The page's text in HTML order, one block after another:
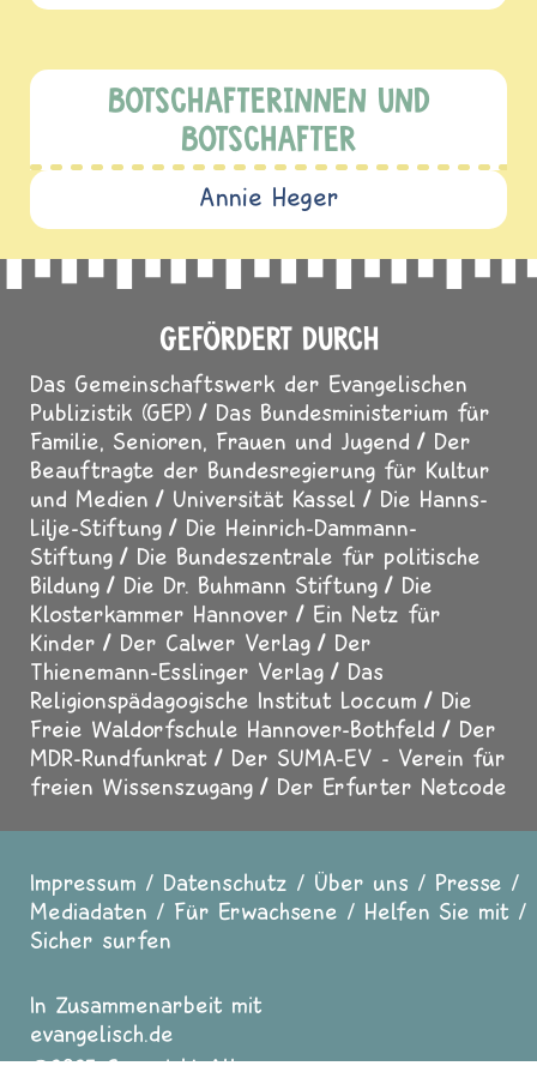
BOTSCHAFTERINNEN UND
BOTSCHAFTER
Annie Heger
GEFÖRDERT DURCH
Das Gemeinschaftswerk der Evangelischen
Publizistik (GEP)
Das Bundesministerium für
Familie, Senioren, Frauen und Jugend
Der
Beauftragte der Bundesregierung für Kultur
und Medien
Universität Kassel
Die Hanns-
Lilje-Stiftung
Die Heinrich-Dammann-
Stiftung
Die Bundeszentrale für politische
Bildung
Die Dr. Buhmann Stiftung
Die
Klosterkammer Hannover
Ein Netz für
Kinder
Der Calwer Verlag
Der
Thienemann-Esslinger Verlag
Das
Religionspädagogische Institut Loccum
Die
Freie Waldorfschule Hannover-Bothfeld
Der
MDR-Rundfunkrat
Der SUMA-EV - Verein für
freien Wissenszugang
Der Erfurter Netcode
Fußzeile
Impressum Datenschutz Über uns
Presse
Mediadaten
Für Erwachsene
Helfen Sie mit
Sicher surfen
In Zusammenarbeit mit
evangelisch.de
2025 Copyright All